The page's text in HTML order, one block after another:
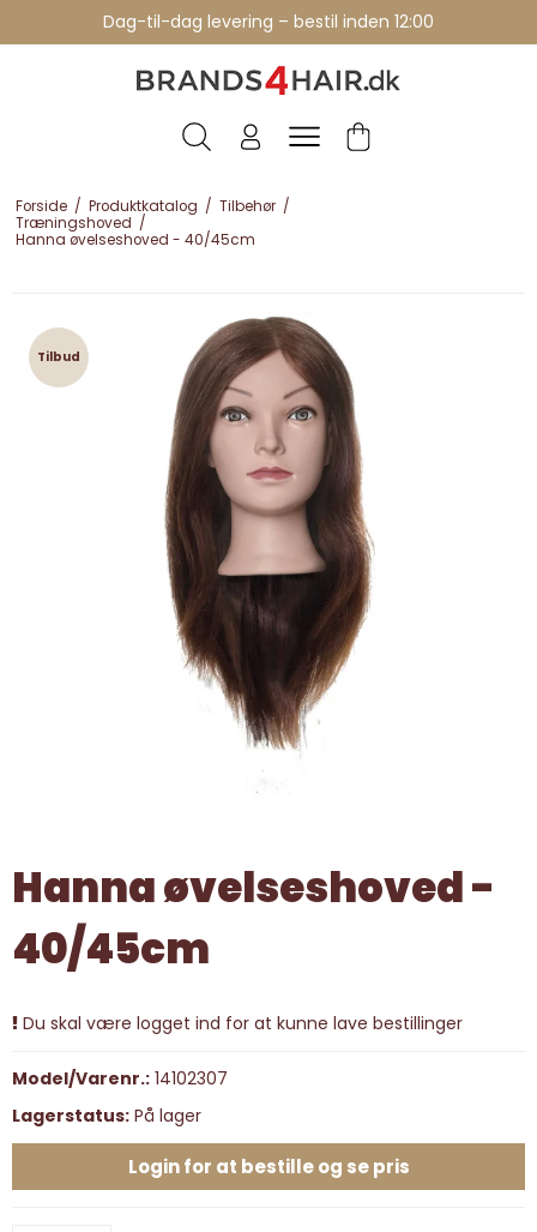
Dag-til-dag levering – bestil inden 12:00
Professionelle brands - over 15 års erfaring
Forside / Produktkatalog / Tilbehør /
Træningshoved /
Hanna øvelseshoved - 40/45cm
Tilbud
Hanna øvelseshoved -
40/45cm
Du skal være logget ind for at kunne lave bestillinger
Model/Varenr.: 14102307
Lagerstatus: På lager
Login for at bestille og se pris